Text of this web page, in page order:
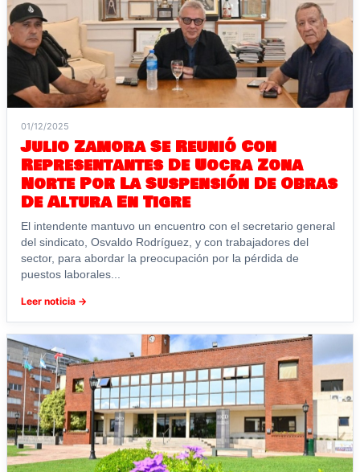
01/12/2025
Julio Zamora Se Reunió Con
Representantes De Uocra Zona
Norte Por La Suspensión De Obras
De Altura En Tigre
El intendente mantuvo un encuentro con el secretario general
del sindicato, Osvaldo Rodríguez, y con trabajadores del
sector, para abordar la preocupación por la pérdida de
puestos laborales...
Leer noticia →